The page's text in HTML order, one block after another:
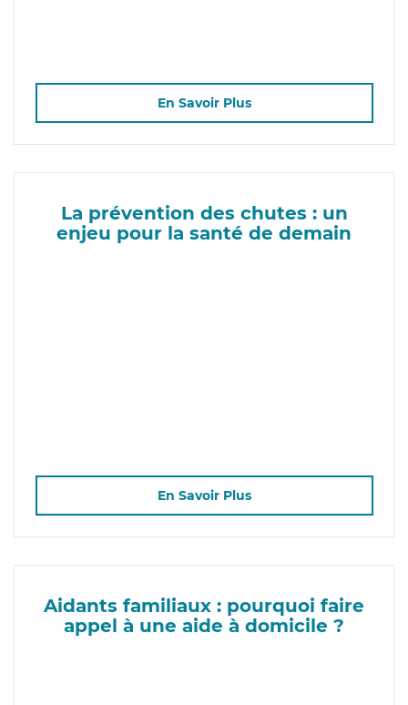
En Savoir Plus
La prévention des chutes : un
enjeu pour la santé de demain
En Savoir Plus
Aidants familiaux : pourquoi faire
appel à une aide à domicile ?